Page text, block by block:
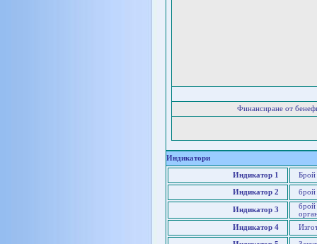
Финансиране от
Индикатори
Индикатор 1 Брой
Индикатор 2 брой
Индикатор 3
брой
Индикатор 4